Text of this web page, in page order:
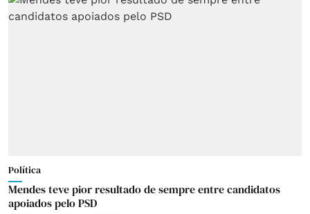
Política
Mendes teve pior resultado de sempre entre candidatos
apoiados pelo PSD